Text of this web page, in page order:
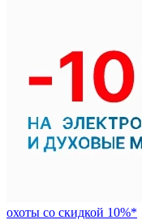
охоты со скидкой 10%*